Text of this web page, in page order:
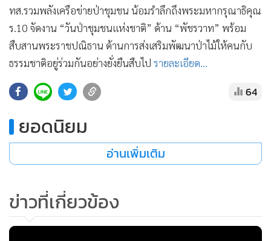
• จีน
• ชุมชน-คุณภาพชีวิต
• อาชญากรรม
• Motoring
• เกม
• วิทยาศาสตร์
• SMEs
•
•
• Celeb Online
• Factcheck
•
ทส.รวมพลังเครือข่ายป่าชุมชน น้อมรำลึกถึงพระมหากรุณาธิคุณ
ร.10 จัดงาน “วันป่าชุมชนแห่งชาติ” ด้าน “พัชรวาท” พร้อม
สืบสานพระราชปณิธาน ด้านการส่งเสริมพัฒนาป่าไม้ให้คนกับ
ธรรมชาติอยู่ร่วมกันอย่างยั่งยืนสืบไป รายละเอียด...
64
ยอดนิยม
อ่านเพิ่มเติม
ข่าวที่เกี่ยวข้อง